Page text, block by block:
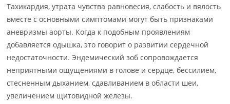
Тахикардия, утрата чувства равновесия, слабость и вялость
вместе с основными симптомами могут быть признаками
аневризмы аорты. Когда к подобным проявлениям
добавляется одышка, это говорит о развитии сердечной
недостаточности. Эндемический зоб сопровождается
неприятными ощущениями в голове и сердце, бессилием,
стесненным дыханием, сдавливанием в области шеи,
увеличением щитовидной железы.